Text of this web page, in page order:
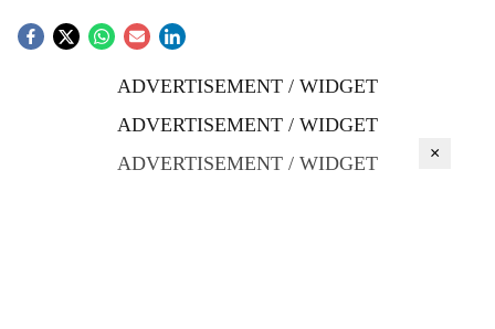
ADVERTISEMENT / WIDGET
ADVERTISEMENT / WIDGET
ADVERTISEMENT / WIDGET
×